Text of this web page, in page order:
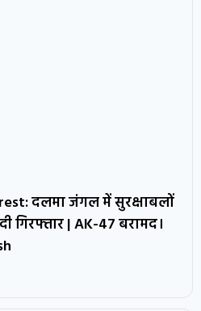
दलमा जंगल में सुरक्षाबलों
गिरफ्तार | AK-47 बरामद।